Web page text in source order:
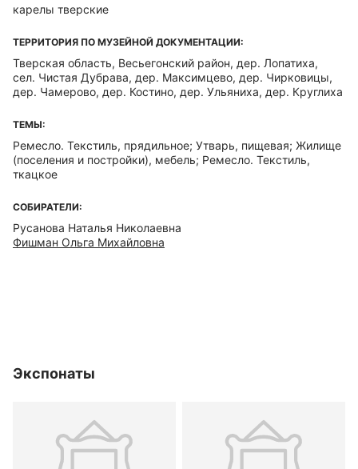
карелы тверские
ТЕРРИТОРИЯ ПО МУЗЕЙНОЙ ДОКУМЕНТАЦИИ:
Тверская область, Весьегонский район, дер. Лопатиха,
сел. Чистая Дубрава, дер. Максимцево, дер. Чирковицы,
дер. Чамерово, дер. Костино, дер. Ульяниха, дер. Круглиха
ТЕМЫ:
Ремесло. Текстиль, прядильное; Утварь, пищевая; Жилище
(поселения и постройки), мебель; Ремесло. Текстиль,
ткацкое
СОБИРАТЕЛИ:
Русанова Наталья Николаевна
Фишман Ольга Михайловна
Экспонаты